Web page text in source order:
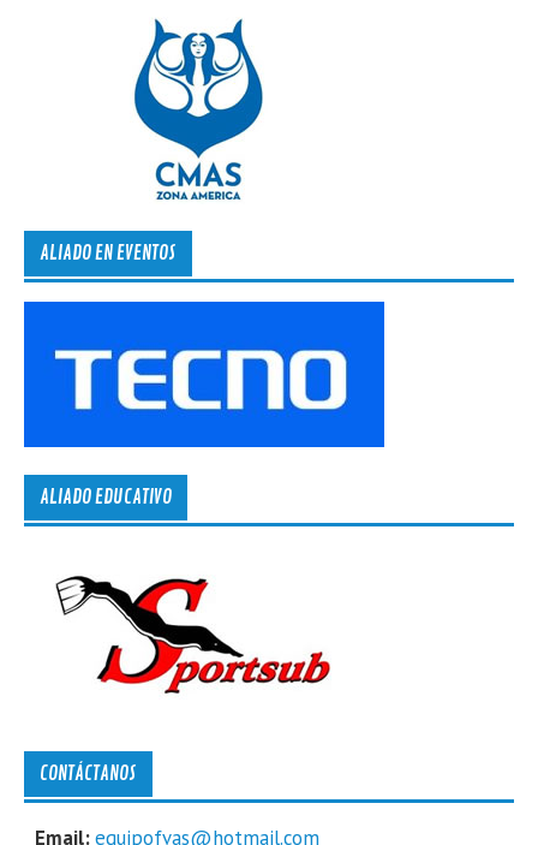
ALIADO EN EVENTOS
ALIADO EDUCATIVO
CONTÁCTANOS
Email:equipofvas@hotmail.com